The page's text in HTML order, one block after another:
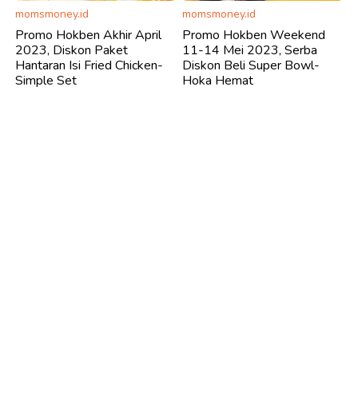
momsmoney.id
Promo Hokben Akhir April
2023, Diskon Paket
Hantaran Isi Fried Chicken-
Simple Set
momsmoney.id
Promo Hokben Weekend
11-14 Mei 2023, Serba
Diskon Beli Super Bowl-
Hoka Hemat